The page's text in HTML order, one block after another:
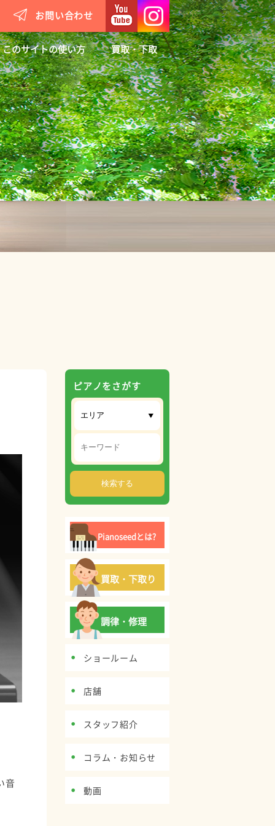
このサイトの使い方 買取・下取
お問い合わせ
音
ピアノをさがす
Pianoseedとは?
買取・下取り
調律・修理
ショールーム
店舗
スタッフ紹介
コラム・お知らせ
動画